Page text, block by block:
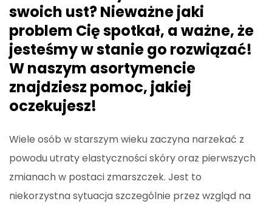
swoich ust? Nieważne jaki
problem Cię spotkał, a ważne, że
jesteśmy w stanie go rozwiązać!
W naszym asortymencie
znajdziesz pomoc, jakiej
oczekujesz!
Wiele osób w starszym wieku zaczyna narzekać z
powodu utraty elastyczności skóry oraz pierwszych
zmianach w postaci zmarszczek. Jest to
niekorzystna sytuacja szczególnie przez wzgląd na